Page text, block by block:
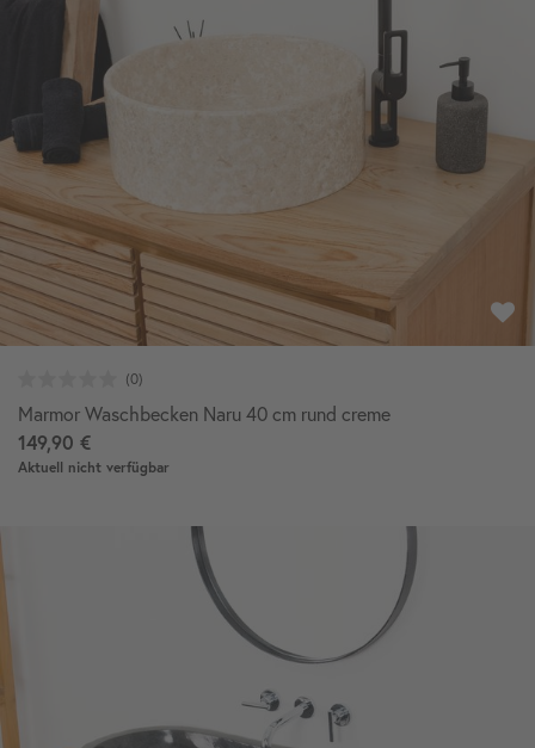
Marmor Waschbecken Naru 40 cm rund creme
149,90 €
Aktuell nicht verfügbar